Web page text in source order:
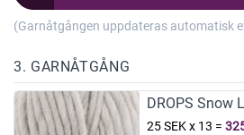
(Garnåtgången uppdateras automatisk
3. GARNÅTGÅNG
DROPS Snow
25 SEK x 13 =